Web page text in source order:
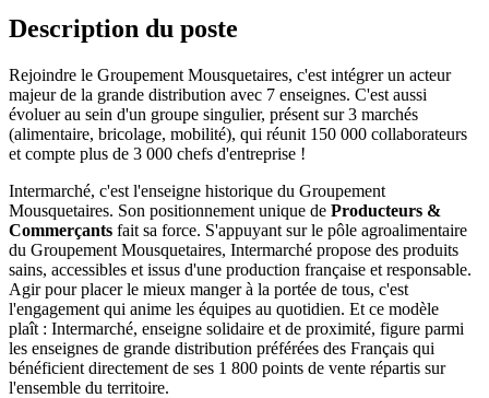
Description du poste
Rejoindre le Groupement Mousquetaires, c'est intégrer un acteur
majeur de la grande distribution avec 7 enseignes. C'est aussi
évoluer au sein d'un groupe singulier, présent sur 3 marchés
(alimentaire, bricolage, mobilité), qui réunit 150 000 collaborateurs
et compte plus de 3 000 chefs d'entreprise !
Intermarché, c'est l'enseigne historique du Groupement
Mousquetaires. Son positionnement unique de Producteurs &
Commerçants fait sa force. S'appuyant sur le pôle agroalimentaire
du Groupement Mousquetaires, Intermarché propose des produits
sains, accessibles et issus d'une production française et responsable.
Agir pour placer le mieux manger à la portée de tous, c'est
l'engagement qui anime les équipes au quotidien. Et ce modèle
plaît : Intermarché, enseigne solidaire et de proximité, figure parmi
les enseignes de grande distribution préférées des Français qui
bénéficient directement de ses 1 800 points de vente répartis sur
l'ensemble du territoire.